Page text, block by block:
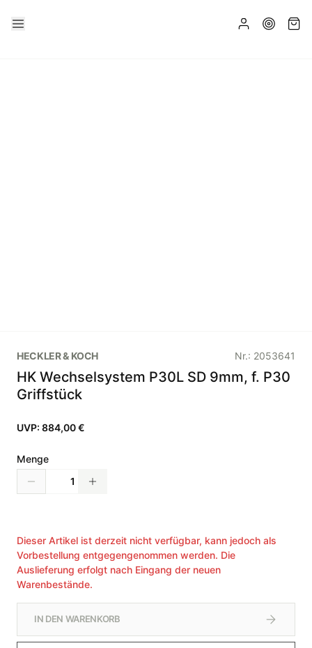
HECKLER & KOCH Nr.: 2053641
HK Wechselsystem P30L SD 9mm, f. P30
Griffstück
UVP: 884,00 €
Menge
Dieser Artikel ist derzeit nicht verfügbar, kann jedoch als
Vorbestellung entgegengenommen werden. Die
Auslieferung erfolgt nach Eingang der neuen
Warenbestände.
IN DEN WARENKORB